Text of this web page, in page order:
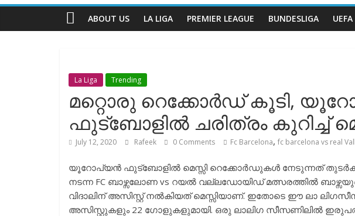
Talks
Football
Channel
ABOUT US LA LIGA PREMIER LEAGUE BUNDESLIGA UEFA
La Liga Trending
മറ്റൊരു റെക്കോർഡ് കൂടി,
ഫുട്ബോളിൽ ചരിത്രം കുറിച്ച്
July 12, 2020 Rafeek 0 Comments Fc Barcelona, fc barcelona vs real
യൂറോപ്യൻ ഫുട്ബോളിൽ മെസ്സി റെക്കോർഡുകൾ നേടുന്നത്
നടന്ന FC ബാഴ്സലോണ vs റയൽ വല്ലഡോയിഡ് മത്സരത്തിൽ
വിദാലിന് അസിസ്റ്റ് നൽകിയത് മെസ്സിയാണ്. ഇതോടെ ഈ ലാ
അസിസ്റ്റുകളും 22 ഗോളുകളുമായി. ഒരു ലാലിഗ സീസണിലിൽ